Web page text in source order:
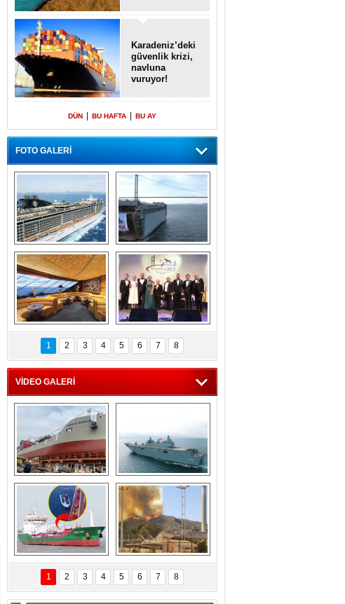
Karadeniz’deki
güvenlik krizi,
navluna
vuruyor!
DÜN BU HAFTA BU AY
FOTO GALERİ
“Gemi içinde gemi”
konsepti ile MSC
Splendida
Dünyada tek!
Denizaltı yüzer
havuzu intikal
seyrine başladı
MSC'den 55 milyon
euroluk turizm geliri
müjdesi
5. Bosphorus Ship
Brokers Dinner,
İstanbul’da yapıldı
1 2 3 4 5 6 7 8
VİDEO GALERİ
Çeksan Tersanesi,
Başaran Bayrak
tankerini suya
indirdi
TCG Anadolu,
tersane teknik
seyrini tamamladı
Göçmenlerin
imdadına Türk
sahipli MINA DENIZ
yetişti
Milas’taki yangın
yeniden termik
santrallere doğru
ilerliyor
1 2 3 4 5 6 7 8